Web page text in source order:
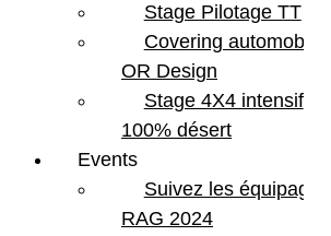
Stage Pilotage TT
Covering automobile –
OR Design
Stage 4X4 intensif
100% désert
Events
Suivez les équipages
RAG 2024